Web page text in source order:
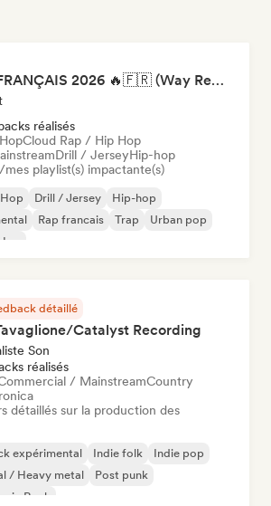
RAP FRANÇAIS 2026 🔥🇫🇷 (Way Records)
réalisés
Cloud Rap / Hip Hop
Drill / JerseyHip-hop
playlist(s) impactante(s)
Drill / Jersey
Hip-hop
Rap francais Trap
Urban pop
détaillé
Catalyst Recording
Son
réalisés
/ MainstreamCountry
détaillés sur la production des
expérimental Indie folk
Indie pop
/ Heavy metal
Post punk
Rock